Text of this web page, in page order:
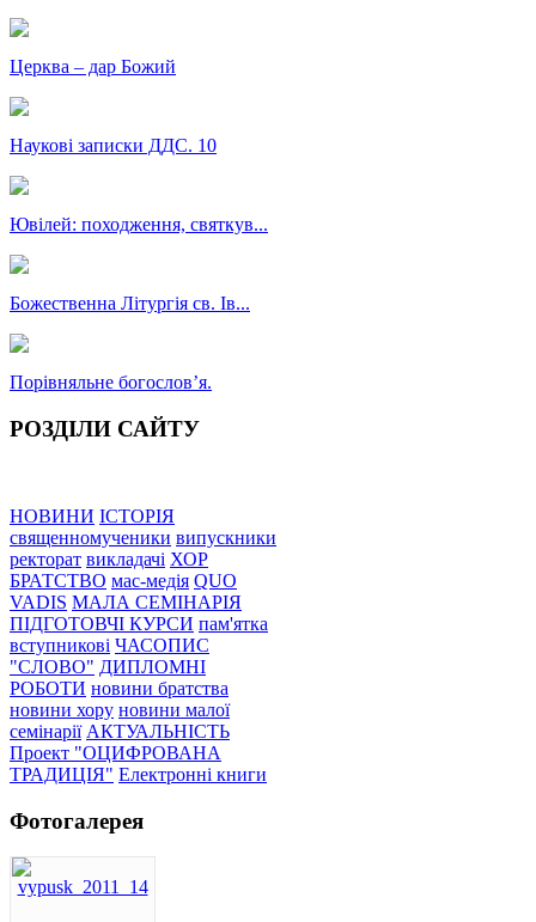
Церква – дар Божий
Наукові записки ДДС. 10
Ювілей: походження, святкув...
Божественна Літургія св. Ів...
Порівняльне богословʼя.
РОЗДІЛИ САЙТУ
НОВИНИ ІСТОРІЯ
священномученики випускники
ректорат викладачі ХОР
БРАТСТВО мас-медія QUO
VADIS МАЛА СЕМІНАРІЯ
ПІДГОТОВЧІ КУРСИ пам'ятка
вступникові ЧАСОПИС
"СЛОВО" ДИПЛОМНІ
РОБОТИ новини братства
новини хору новини малої
семінарії АКТУАЛЬНІСТЬ
Проект "ОЦИФРОВАНА
ТРАДИЦІЯ" Електронні книги
Фотогалерея